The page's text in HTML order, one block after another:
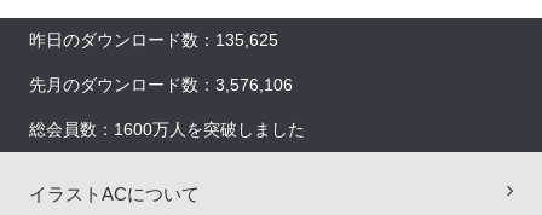
昨日のダウンロード数：135,625
先月のダウンロード数：3,576,106
総会員数：1600万人を突破しました
イラストACについて